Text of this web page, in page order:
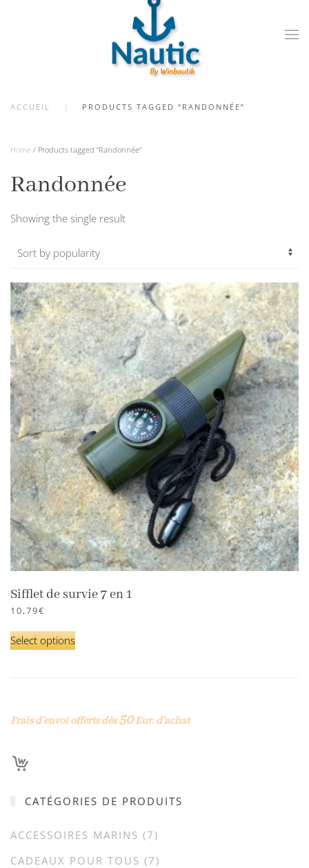
ACCUEIL PRODUCTS TAGGED “RANDONNÉE”
Home / Products tagged “Randonnée”
Randonnée
Showing the single result
Sifflet de survie 7 en 1
10,79€
Select options
Frais d’envoi offerts dès50Eur. d’achat
CATÉGORIES DE PRODUITS
ACCESSOIRES MARINS (7)
CADEAUX POUR TOUS (7)